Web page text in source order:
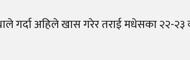
गर्दा अहिले खास गरेर तराई मधेसका २२-२३